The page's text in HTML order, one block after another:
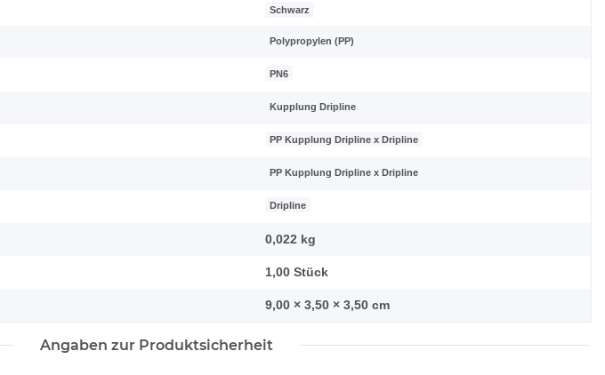
Schwarz
Polypropylen (PP)
PN6
Kupplung Dripline
PP Kupplung Dripline x Dripline
PP Kupplung Dripline x Dripline
Dripline
0,022 kg
1,00 Stück
9,00 × 3,50 × 3,50 cm
Angaben zur Produktsicherheit